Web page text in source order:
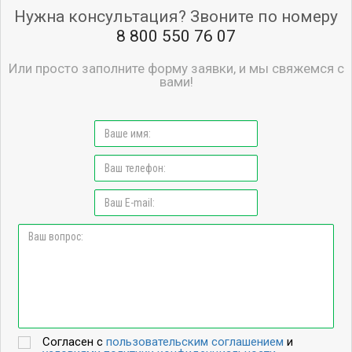
Нужна консультация? Звоните по номеру
8 800 550 76 07
Или просто заполните форму заявки, и мы свяжемся с
вами!
Согласен спользовательским соглашением и